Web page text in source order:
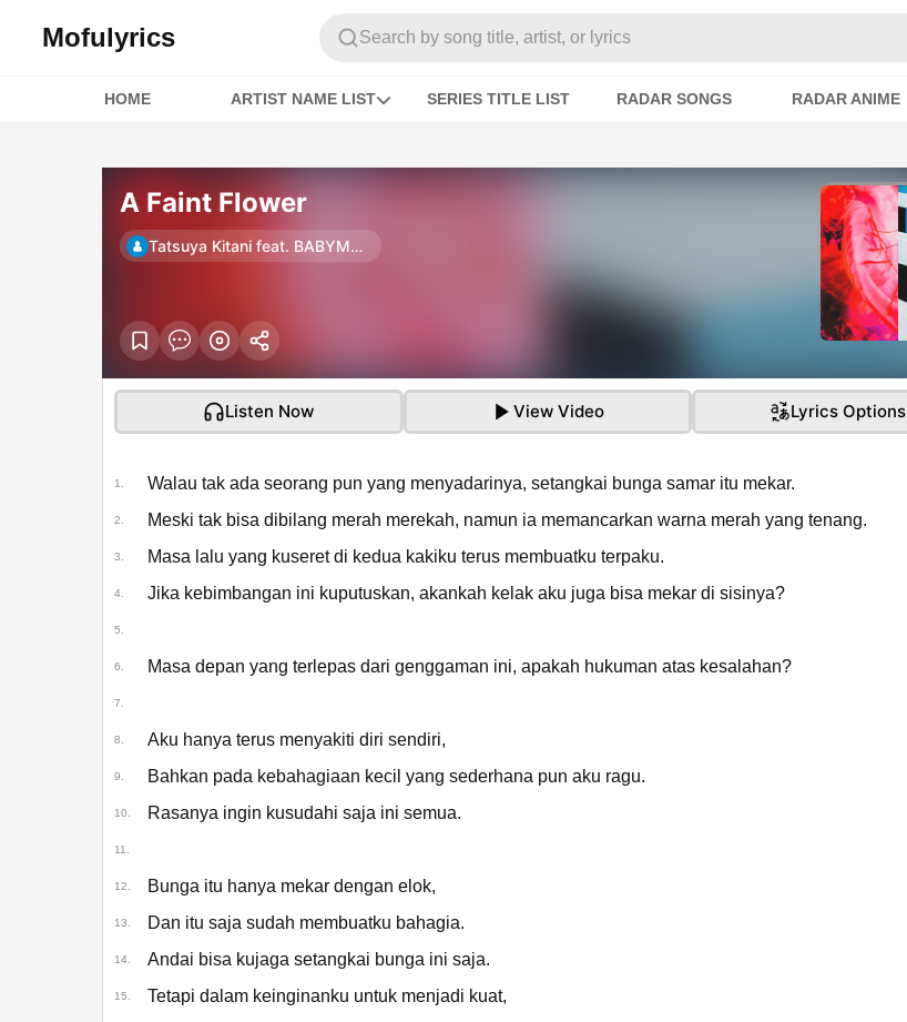
Mofulyrics Search by song title, artist, or lyrics
HOME ARTIST NAME LIST SERIES TITLE LIST RADAR SONGS RADAR ANIME
A Faint Flower
Tatsuya Kitani feat. BABYMETAL
Listen Now View Video Lyrics Options
Kasuka na Hana (OP
Paradise: Jigokuraku
1. Walau tak ada seorang pun yang menyadarinya, setangkai bunga samar itu mekar.
2. Meski tak bisa dibilang merah merekah, namun ia memancarkan warna merah yang tenang.
3. Masa lalu yang kuseret di kedua kakiku terus membuatku terpaku.
4. Jika kebimbangan ini kuputuskan, akankah kelak aku juga bisa mekar di sisinya?
5.
6. Masa depan yang terlepas dari genggaman ini, apakah hukuman atas kesalahan?
7.
8. Aku hanya terus menyakiti diri sendiri,
9. Bahkan pada kebahagiaan kecil yang sederhana pun aku ragu.
10. Rasanya ingin kusudahi saja ini semua.
11.
12. Bunga itu hanya mekar dengan elok,
13. Dan itu saja sudah membuatku bahagia.
14. Andai bisa kujaga setangkai bunga ini saja.
15. Tetapi dalam keinginanku untuk menjadi kuat,